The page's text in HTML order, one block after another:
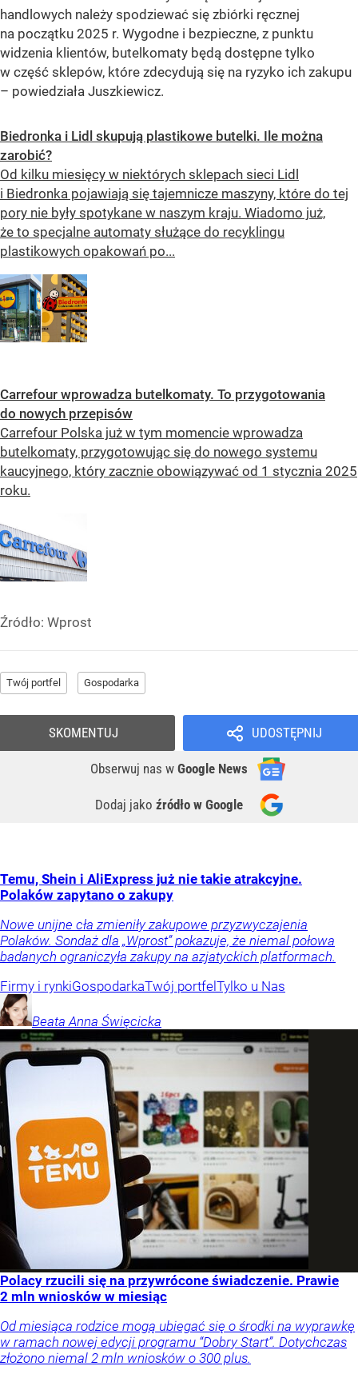
handlowych należy spodziewać się zbiórki ręcznej
na początku 2025 r. Wygodne i bezpieczne, z punktu
widzenia klientów, butelkomaty będą dostępne tylko
w część sklepów, które zdecydują się na ryzyko ich zakupu
– powiedziała Juszkiewicz.
Biedronka i Lidl skupują plastikowe butelki. Ile można
zarobić?
Od kilku miesięcy w niektórych sklepach sieci Lidl
i Biedronka pojawiają się tajemnicze maszyny, które do tej
pory nie były spotykane w naszym kraju. Wiadomo już,
że to specjalne automaty służące do recyklingu
plastikowych opakowań po...
Carrefour wprowadza butelkomaty. To przygotowania
do nowych przepisów
Carrefour Polska już w tym momencie wprowadza
butelkomaty, przygotowując się do nowego systemu
kaucyjnego, który zacznie obowiązywać od 1 stycznia 2025
roku.
Źródło: Wprost
Twój portfel Gospodarka
UDOSTĘPNIJ
Obserwuj nas w Google News
Dodaj jako źródło w Google
SKOMENTUJ
Temu, Shein i AliExpress już nie takie atrakcyjne.
Polaków zapytano o zakupy
Nowe unijne cła zmieniły zakupowe przyzwyczajenia
Polaków. Sondaż dla „Wprost” pokazuje, że niemal połowa
badanych ograniczyła zakupy na azjatyckich platformach.
Firmy i rynkiGospodarkaTwój portfelTylko u Nas
Beata Anna Święcicka
Polacy rzucili się na przywrócone świadczenie. Prawie
2 mln wniosków w miesiąc
Od miesiąca rodzice mogą ubiegać się o środki na wyprawkę
w ramach nowej edycji programu “Dobry Start”. Dotychczas
złożono niemal 2 mln wniosków o 300 plus.